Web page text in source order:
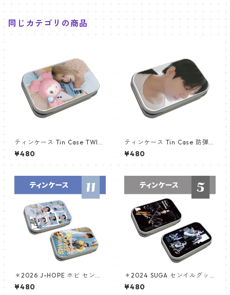
同じカテゴリの商品
ティンケース Tin Case TWIC
E トゥワイス MOMO (MOMO
-02)
¥480
ティンケース Tin Case 防弾少
年団 JUNGKOOK (JK-12)
¥480
＊2026 J-HOPE ホビ センイ
ルグッズ ＊ ティンケース
¥480
＊2024 SUGA センイルグッ
ズ ＊ ティンケース [K☆PARK
/ K-STAR PLUS 限定]
¥480